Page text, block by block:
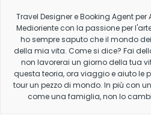
Travel Designer e Booking Agent
Medioriente con la passione per
ho sempre saputo che il mondo
della mia vita. Come si dice? Fai
non lavorerai un giorno della tua
questa teoria, ora viaggio e aiuto le
tour un pezzo di mondo. In più con
come una famiglia, non lo